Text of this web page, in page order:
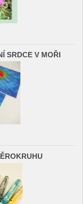
SRDCE V MOŘI